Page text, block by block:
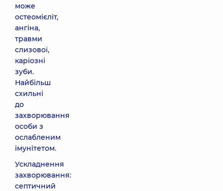
може
остеомієліт,
ангіна,
травми
слизової,
каріозні
зуби.
Найбільш
схильні
до
захворювання
особи з
ослабленим
імунітетом.
Ускладнення
захворювання:
септичний